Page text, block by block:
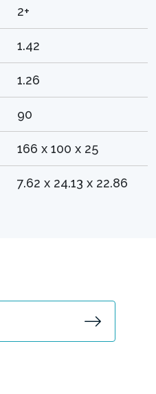
2+
1.42
1.26
90
166 x 100 x 25
7.62 x 24.13 x 22.86